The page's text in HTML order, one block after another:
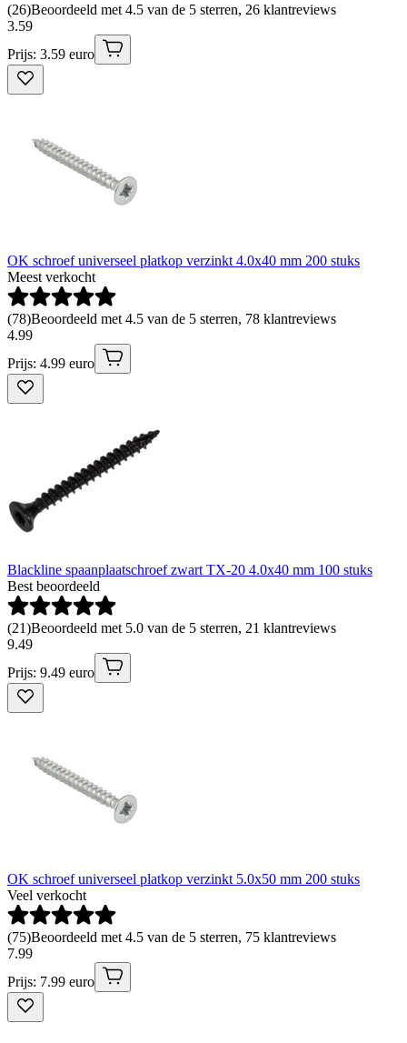
(26)Beoordeeld met 4.5 van de 5 sterren, 26 klantreviews
3.59
Prijs: 3.59 euro
OK schroef universeel platkop verzinkt 4.0x40 mm 200 stuks
Meest verkocht
(78)Beoordeeld met 4.5 van de 5 sterren, 78 klantreviews
4.99
Prijs: 4.99 euro
Blackline spaanplaatschroef zwart TX-20 4.0x40 mm 100 stuks
Best beoordeeld
(21)Beoordeeld met 5.0 van de 5 sterren, 21 klantreviews
9.49
Prijs: 9.49 euro
OK schroef universeel platkop verzinkt 5.0x50 mm 200 stuks
Veel verkocht
(75)Beoordeeld met 4.5 van de 5 sterren, 75 klantreviews
7.99
Prijs: 7.99 euro